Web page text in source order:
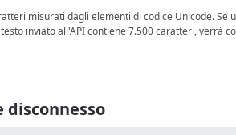
misurati dagli elementi di codice Unicode.
inviato all'API contiene 7.500 caratteri,